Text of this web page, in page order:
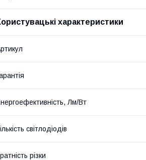
характеристики
Лм/Вт
світлодіодів
різки